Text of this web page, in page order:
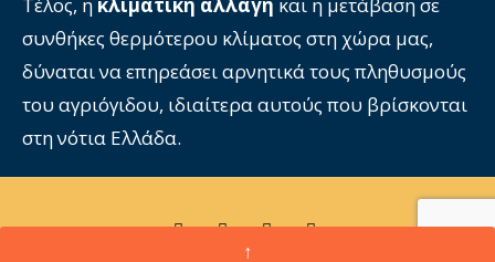
συνθήκες θερμότερου κλίματος στη χώρα μας,
δύναται να επηρεάσει αρνητικά τους πληθυσμούς
του αγριόγιδου, ιδιαίτερα αυτούς που βρίσκονται
στη νότια Ελλάδα.
↑